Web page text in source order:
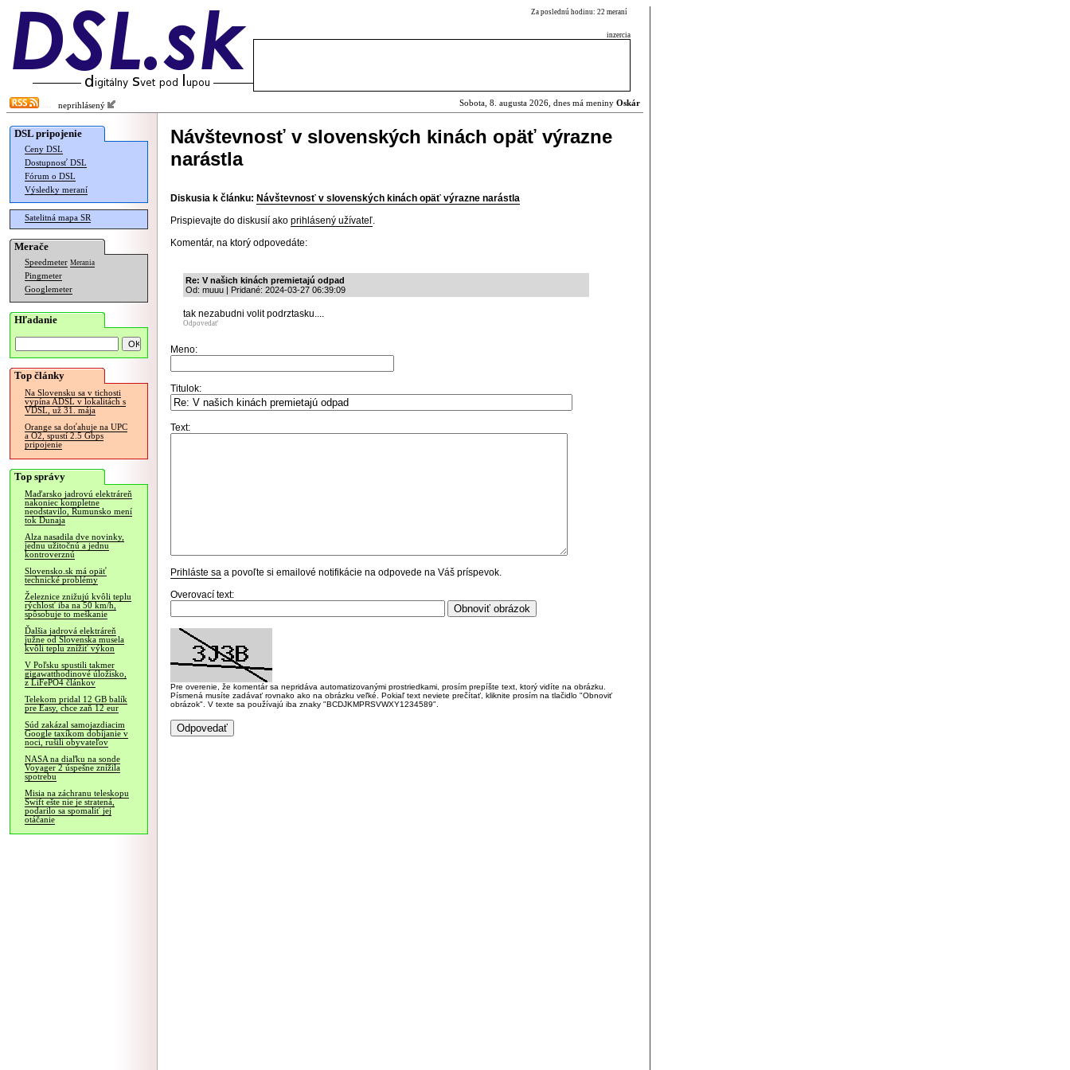
Za poslednú hodinu: 22 meraní
inzercia
neprihlásený Sobota, 8. augusta 2026, dnes má meniny Oskár
DSL pripojenie
Ceny DSL
Dostupnosť DSL
Fórum o DSL
Výsledky meraní
Satelitná mapa SR
Merače
Speedmeter Merania
Pingmeter
Googlemeter
Hľadanie
Top články
Na Slovensku sa v tichosti
vypína ADSL v lokalitách s
VDSL, už 31. mája
Orange sa doťahuje na UPC
a O2, spustí 2.5 Gbps
pripojenie
Top správy
Maďarsko jadrovú elektráreň
nakoniec kompletne
neodstavilo, Rumunsko mení
tok Dunaja
Alza nasadila dve novinky,
jednu užitočnú a jednu
kontroverznú
Slovensko.sk má opäť
technické problémy
Železnice znižujú kvôli teplu
rýchlosť iba na 50 km/h,
spôsobuje to meškanie
Ďalšia jadrová elektráreň
južne od Slovenska musela
kvôli teplu znížiť výkon
V Poľsku spustili takmer
gigawatthodinové úložisko,
z LiFePO4 článkov
Telekom pridal 12 GB balík
pre Easy, chce zaň 12 eur
Súd zakázal samojazdiacim
Google taxíkom dobíjanie v
noci, rušili obyvateľov
NASA na diaľku na sonde
Voyager 2 úspešne znížila
spotrebu
Misia na záchranu teleskopu
Swift ešte nie je stratená,
podarilo sa spomaliť jej
otáčanie
Návštevnosť v slovenských kinách opäť výrazne
narástla
Diskusia k článku: Návštevnosť v slovenských kinách opäť výrazne narástla
Prispievajte do diskusií ako prihlásený užívateľ.
Komentár, na ktorý odpovedáte:
Re: V našich kinách premietajú odpad
Od: muuu | Pridané: 2024-03-27 06:39:09
tak nezabudni volit podrztasku....
Odpovedať
Meno:
Titulok:
Text:
Prihláste sa a povoľte si emailové notifikácie na odpovede na Váš príspevok.
Overovací text:
Pre overenie, že komentár sa nepridáva automatizovanými prostriedkami, prosím prepíšte text, ktorý vidíte na obrázku.
Písmená musíte zadávať rovnako ako na obrázku veľké. Pokiaľ text neviete prečítať, kliknite prosím na tlačidlo "Obnoviť
obrázok". V texte sa používajú iba znaky "BCDJKMPRSVWXY1234589".